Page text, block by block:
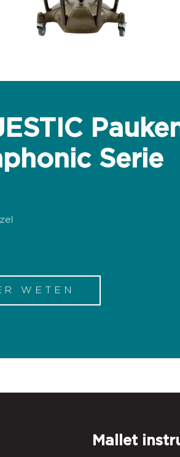
Serie
WETEN
Mallet